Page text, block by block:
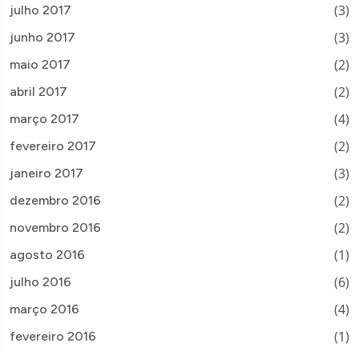
julho 2017 (3)
junho 2017 (3)
maio 2017 (2)
abril 2017 (2)
março 2017 (4)
fevereiro 2017 (2)
janeiro 2017 (3)
dezembro 2016 (2)
novembro 2016 (2)
agosto 2016 (1)
julho 2016 (6)
março 2016 (4)
fevereiro 2016 (1)